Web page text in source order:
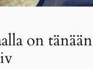
on tänään